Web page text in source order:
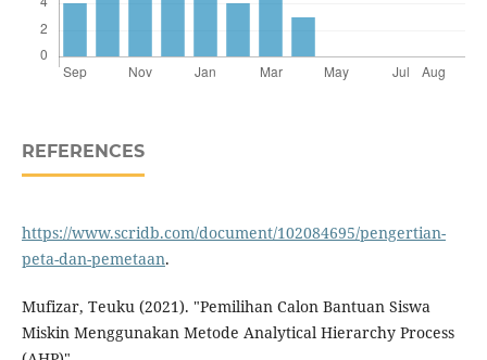
REFERENCES
https://www.scridb.com/document/102084695/pengertian-
peta-dan-pemetaan.
Mufizar, Teuku (2021). "Pemilihan Calon Bantuan Siswa
Miskin Menggunakan Metode Analytical Hierarchy Process